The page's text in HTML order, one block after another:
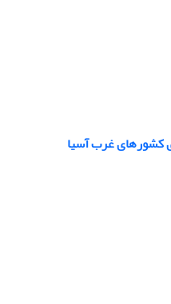
کشورهای غرب آسیا